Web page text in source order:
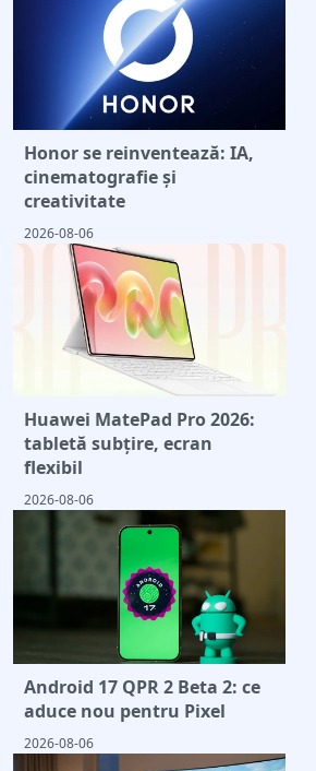
Honor se reinventează: IA,
cinematografie și
creativitate
2026-08-06
Huawei MatePad Pro 2026:
tabletă subțire, ecran
flexibil
2026-08-06
Android 17 QPR 2 Beta 2: ce
aduce nou pentru Pixel
2026-08-06